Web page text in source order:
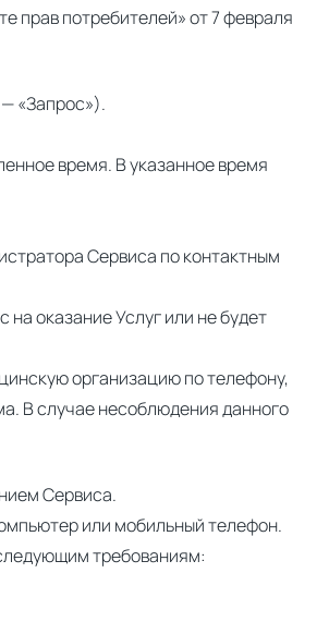
прав потребителей» от 7 февраля
«Запрос»).
время. В указанное время
Сервиса по контактным
оказание Услуг или не будет
организацию по телефону,
В случае несоблюдения данного
Сервиса.
или мобильный телефон.
требованиям: